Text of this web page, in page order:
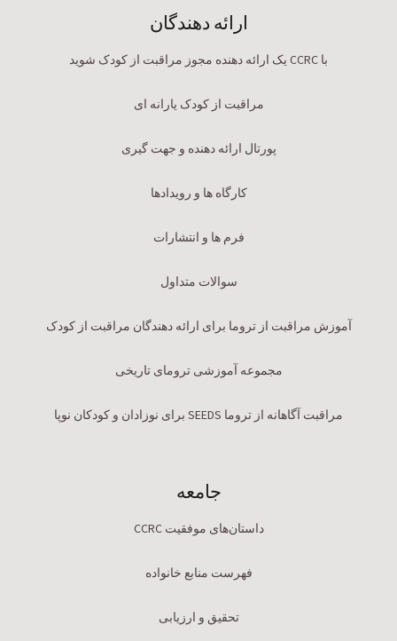
ارائه دهندگان
با CCRC یک ارائه دهنده مجوز مراقبت از کودک شوید
مراقبت از کودک یارانه ای
پورتال ارائه دهنده و جهت گیری
کارگاه ها و رویدادها
فرم ها و انتشارات
سوالات متداول
آموزش مراقبت از تروما برای ارائه دهندگان مراقبت از کودک
مجموعه آموزشی ترومای تاریخی
مراقبت آگاهانه از تروما SEEDS برای نوزادان و کودکان نوپا
جامعه
داستان‌های موفقیت CCRC
فهرست منابع خانواده
تحقیق و ارزیابی